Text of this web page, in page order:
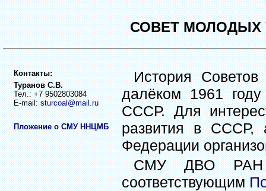
СОВЕТ МОЛОДЫХ
Контакты:
Туранов С.В.
Тел.: +7 9502803084
E-mail:sturcoal@mail.ru
Пложение о СМУ ННЦМБ
История
далёком 1961
СССР. Для
развития в СССР,
Федерации
СМУ ДВО РАН
соответствующим